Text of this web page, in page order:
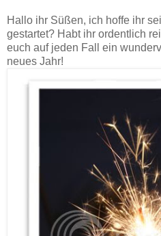
Hallo ihr Süßen, ich hoffe ihr
gestartet? Habt ihr ordentlich
euch auf jeden Fall ein
neues Jahr!